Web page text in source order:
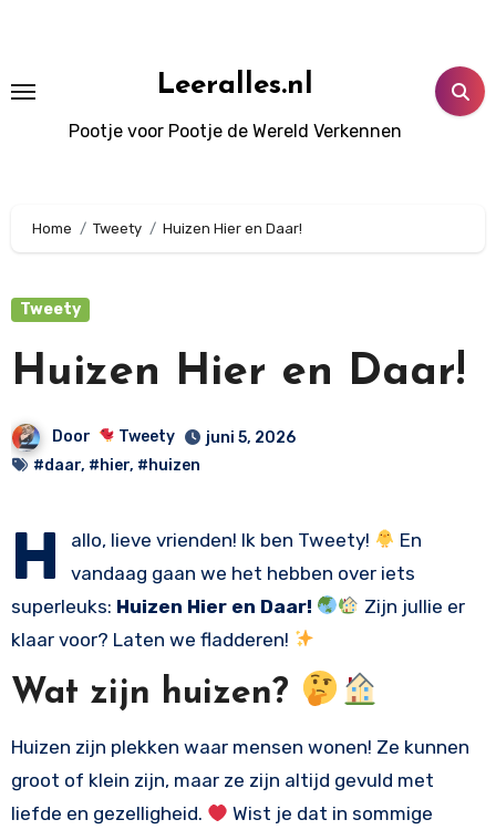
Leeralles.nl
Pootje voor Pootje de Wereld Verkennen
Home Tweety Huizen Hier en Daar!
Tweety
Huizen Hier en Daar!
Door Tweety
juni 5, 2026
#daar, #hier, #huizen
H allo, lieve vrienden! Ik ben Tweety!
En
vandaag gaan we het hebben over iets
superleuks: Huizen Hier en Daar!
Zijn jullie er
klaar voor? Laten we fladderen!
Wat zijn huizen?
Huizen zijn plekken waar mensen wonen! Ze kunnen
groot of klein zijn, maar ze zijn altijd gevuld met
liefde en gezelligheid.
Wist je dat in sommige